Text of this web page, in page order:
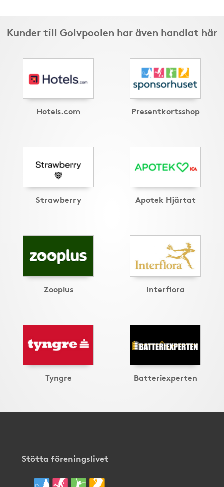
Kunder till Golvpoolen har även handlat här
Hotels.com Presentkortsshop
Strawberry Apotek Hjärtat
Zooplus Interflora
Tyngre Batteriexperten
Stötta föreningslivet